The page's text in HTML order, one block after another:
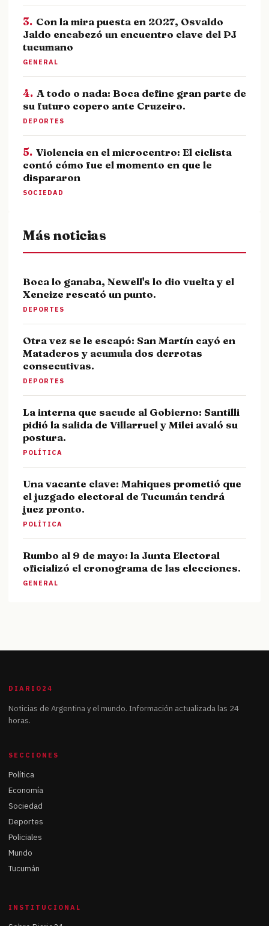
3. Con la mira puesta en 2027, Osvaldo
Jaldo encabezó un encuentro clave del PJ
tucumano
GENERAL
4. A todo o nada: Boca define gran parte de
su futuro copero ante Cruzeiro.
DEPORTES
5. Violencia en el microcentro: El ciclista
contó cómo fue el momento en que le
dispararon
SOCIEDAD
Más noticias
Boca lo ganaba, Newell's lo dio vuelta y el
Xeneize rescató un punto.
DEPORTES
Otra vez se le escapó: San Martín cayó en
Mataderos y acumula dos derrotas
consecutivas.
DEPORTES
La interna que sacude al Gobierno: Santilli
pidió la salida de Villarruel y Milei avaló su
postura.
POLÍTICA
Una vacante clave: Mahiques prometió que
el juzgado electoral de Tucumán tendrá
juez pronto.
POLÍTICA
Rumbo al 9 de mayo: la Junta Electoral
oficializó el cronograma de las elecciones.
GENERAL
DIARIO24
Noticias de Argentina y el mundo. Información actualizada las 24
horas.
SECCIONES
Política
Economía
Sociedad
Deportes
Policiales
Mundo
Tucumán
INSTITUCIONAL